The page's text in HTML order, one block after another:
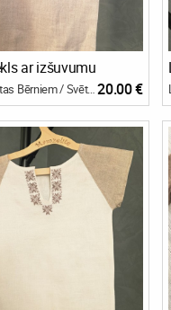
ar izšuvumu
Labas Lietas Bērniem / Svētku bode 20.00 €